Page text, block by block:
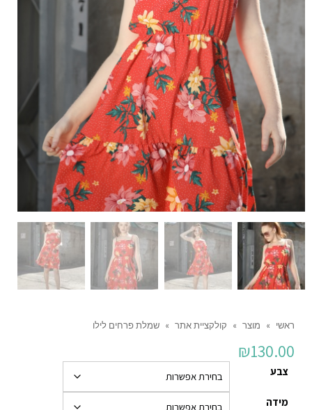
ראשי » מוצר » קולקציית אתר » שמלת פרחים לילו
₪130.00
צבע
מידה